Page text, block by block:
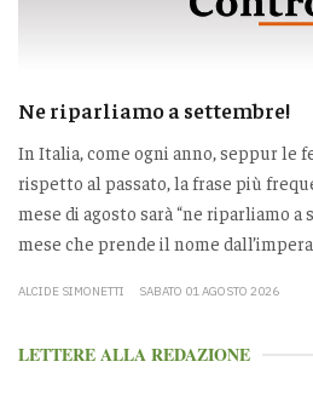
Ne riparliamo a settembre!
In Italia, come ogni anno, seppur le
rispetto al passato, la frase più
mese di agosto sarà “ne riparliamo
mese che prende il nome
ALCIDE SIMONETTI SABATO 01 AGOSTO 2026
LETTERE ALLA REDAZIONE